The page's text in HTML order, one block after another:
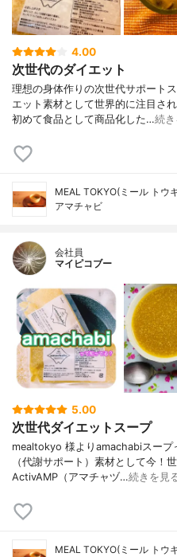
4.00
次世代のダイエット
理想の身体作りの次世代サポート
エット素材として世界的に注目さ
初めて食品として商品化した…続
MEAL TOKYO(ミール トウ
アマチャビ
会社員
マイピコブー
5.00
次世代ダイエットスープ
mealtokyo 様よりamachabiスープ
（代謝サポート）素材として今！
ActivAMP（アマチャヅ…続きを見
MEAL TOKYO(ミール トウ